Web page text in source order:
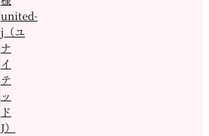
united-
j（ユ
ナ
イ
テ
ッ
ド
J）